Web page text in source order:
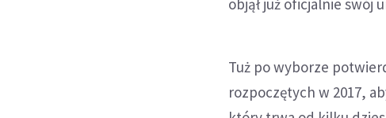
Tuż po wyborze
rozpoczętych w 2017,